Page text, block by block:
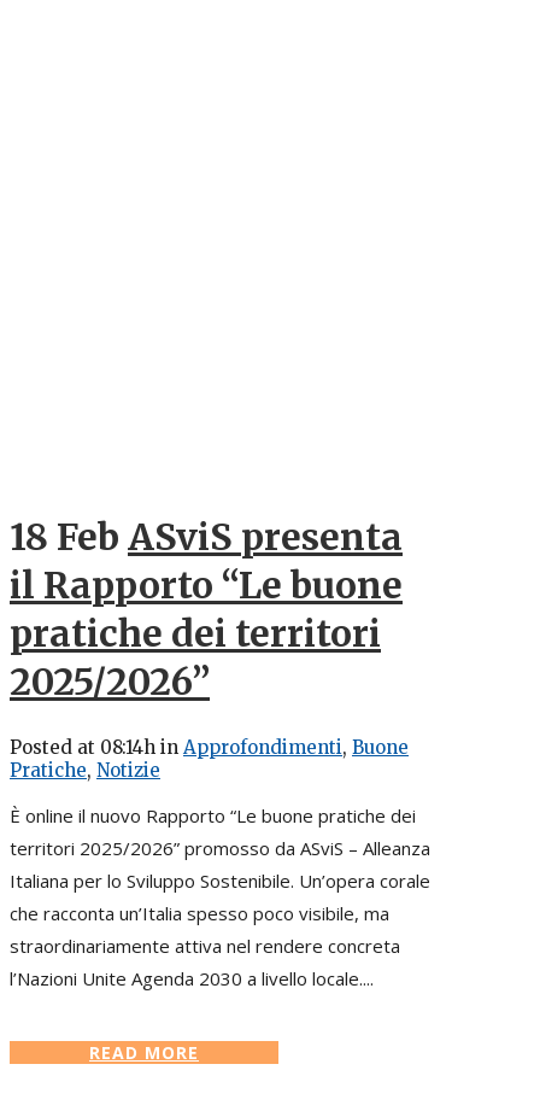
18 Feb ASviS presenta
il Rapporto “Le buone
pratiche dei territori
2025/2026”
Posted at 08:14h in Approfondimenti, Buone
Pratiche, Notizie
È online il nuovo Rapporto “Le buone pratiche dei
territori 2025/2026” promosso da ASviS – Alleanza
Italiana per lo Sviluppo Sostenibile. Un’opera corale
che racconta un’Italia spesso poco visibile, ma
straordinariamente attiva nel rendere concreta
l’Nazioni Unite Agenda 2030 a livello locale....
READ MORE